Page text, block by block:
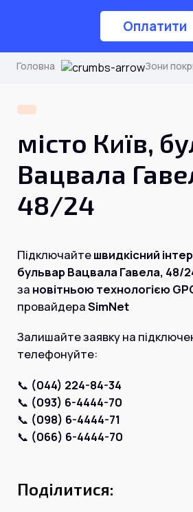
Оплатити
Для дому
Головна
Акції
Інтернет
Інтернет+ТБ
Домофонія
Відеонагляд
Про нас
Контакти
Інше
Для дому
Для бізнесу
Карта покриття
Магазин
Замовити
info@simnet.kiev.ua
Головна Зони
місто Київ,
Вацвала
48/24
Підключайтешвидкісний
бульвар Вацвала Гавела, 48/24
за новітньою технологією
провайдераSimNet
Залишайте заявку на
телефонуйте:
📞 (044) 224-84-34
📞 (093) 6-4444-70
📞 (098) 6-4444-71
📞 (066) 6-4444-70
Поділитися: